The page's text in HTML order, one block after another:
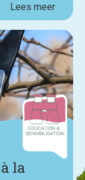
Lees meer
la